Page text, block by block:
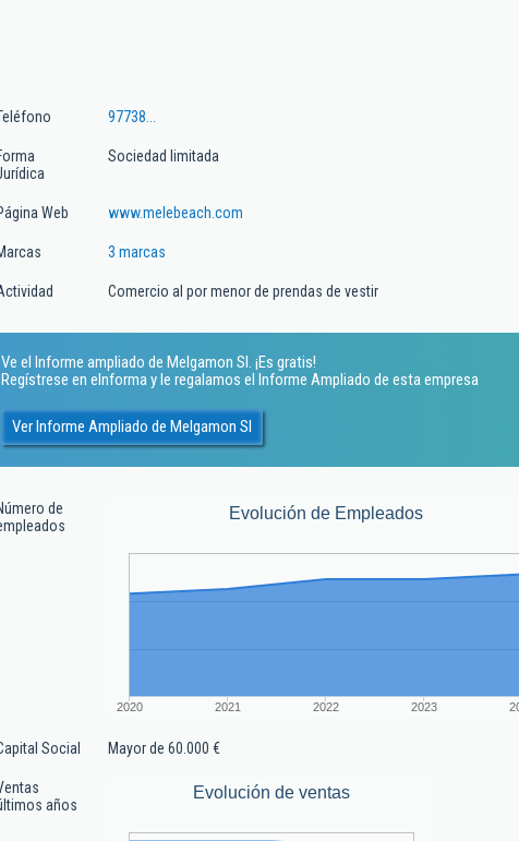
97738...
Sociedad limitada
Web www.melebeach.com
3 marcas
Comercio al por menor de prendas de vestir
Ve el Informe ampliado de Melgamon Sl. ¡Es gratis!
Regístrese en eInforma y le regalamos el Informe Ampliado de esta empresa
Ver Informe Ampliado de Melgamon Sl
de
Evolución de Empleados
2020 2021 2022 2023
Social Mayor de 60.000 €
años
Evolución de ventas